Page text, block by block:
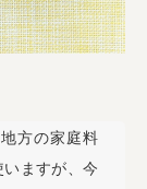
方の家庭料
ますが、今